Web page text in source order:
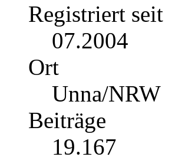
Registriert seit
07.2004
Ort
Unna/NRW
Beiträge
19.167